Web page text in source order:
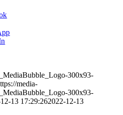
300x93-
media-
300x93-
13 17:29:262022-12-13